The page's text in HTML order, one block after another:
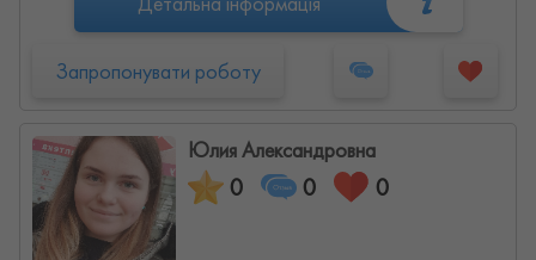
Запропонувати роботу
Юлия Александровна
0 0 0